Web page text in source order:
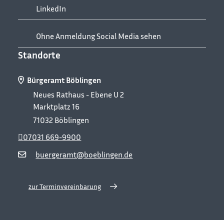
LinkedIn
Ohne Anmeldung Social Media sehen
Standorte
Bürgeramt Böblingen
Neues Rathaus - Ebene U 2
Marktplatz 16
71032 Böblingen
buergeramt@boeblingen.de
07031 669-9900
zur Terminvereinbarung